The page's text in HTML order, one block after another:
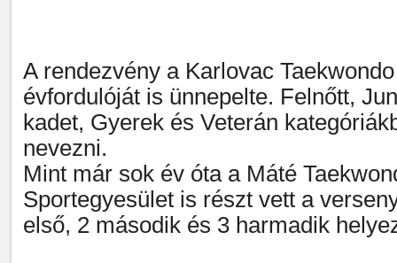
A rendezvény a Karlovac
évfordulóját is ünnepelte. Felnőtt,
kadet, Gyerek és Veterán
nevezni.
Mint már sok év óta a Máté
Sportegyesület is részt vett a
első, 2 második és 3 harmadik